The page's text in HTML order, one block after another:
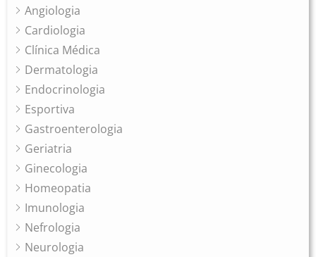
Angiologia
Cardiologia
Clínica Médica
Dermatologia
Endocrinologia
Esportiva
Gastroenterologia
Geriatria
Ginecologia
Homeopatia
Imunologia
Nefrologia
Neurologia